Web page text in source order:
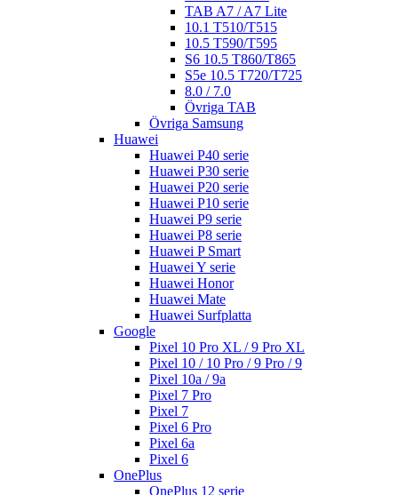
TAB A7 / A7 Lite
10.1 T510/T515
10.5 T590/T595
S6 10.5 T860/T865
S5e 10.5 T720/T725
8.0 / 7.0
Övriga TAB
Övriga Samsung
Huawei
Huawei P40 serie
Huawei P30 serie
Huawei P20 serie
Huawei P10 serie
Huawei P9 serie
Huawei P8 serie
Huawei P Smart
Huawei Y serie
Huawei Honor
Huawei Mate
Huawei Surfplatta
Google
Pixel 10 Pro XL / 9 Pro XL
Pixel 10 / 10 Pro / 9 Pro / 9
Pixel 10a / 9a
Pixel 7 Pro
Pixel 7
Pixel 6 Pro
Pixel 6a
Pixel 6
OnePlus
OnePlus 12 serie